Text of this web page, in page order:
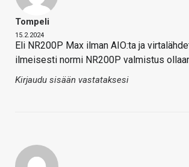
Tompeli
15.2.2024
Eli NR200P Max ilman AIO:ta ja
ilmeisesti normi NR200P valmistus
Kirjaudu sisään vastataksesi